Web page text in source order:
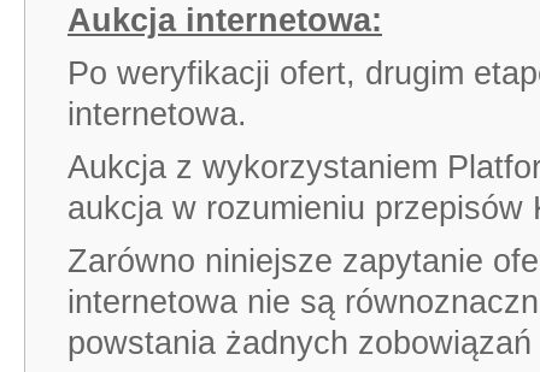
Aukcja internetowa:
Po weryfikacji ofert, drugim
internetowa.
Aukcja z wykorzystaniem
aukcja w rozumieniu przepisów
Zarówno niniejsze zapytanie
internetowa nie są
powstania żadnych